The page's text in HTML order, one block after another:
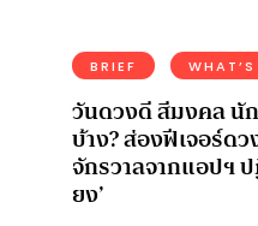
BRIEF WHAT’S
วันดวงดี สีมงคล นั
บ้าง? ส่องฟีเจอร์ด
จักรวาลจากแอปฯ
ยง’